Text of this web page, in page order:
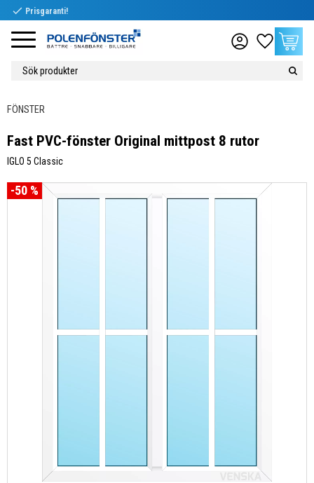
Meny
check Prisgaranti!
Favoriter
FÖNSTER
Fast PVC-fönster Original mittpost 8 rutor
IGLO 5 Classic
50 %